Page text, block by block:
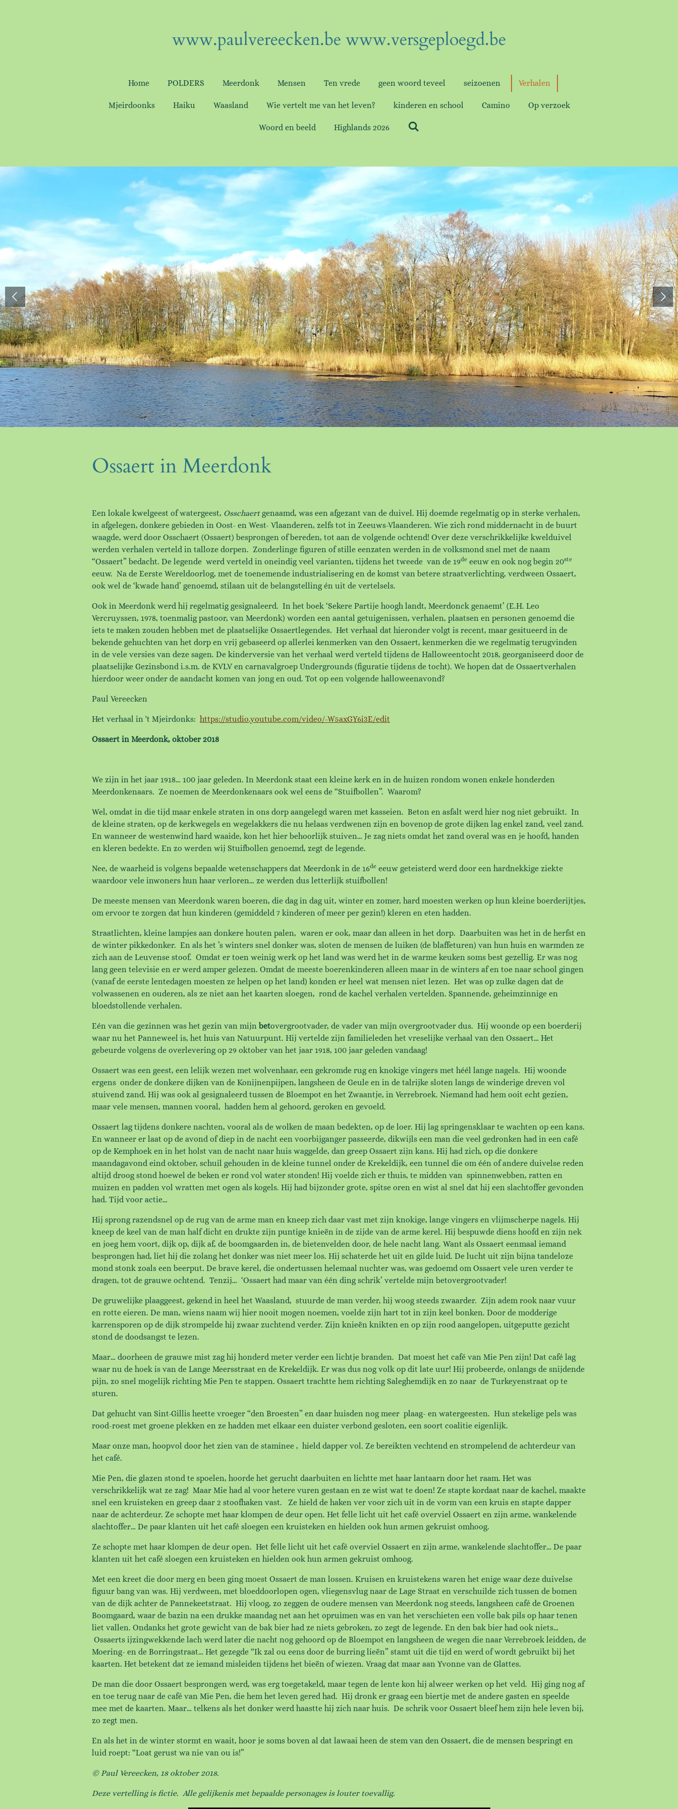
www.paulvereecken.be www.versgeploegd.be
Home POLDERS Meerdonk Mensen Ten vrede geen woord teveel seizoenen Verhalen
Mjeirdoonks Haiku Waasland Wie vertelt me van het leven? kinderen en school Camino Op verzoek
Woord en beeld Highlands 2026
Ossaert in Meerdonk
Een lokale kwelgeest of watergeest, Osschaertgenaamd, was een afgezant van de duivel. Hij doemde regelmatig op in sterke verhalen,
in afgelegen, donkere gebieden in Oost- en West- Vlaanderen, zelfs tot in Zeeuws-Vlaanderen. Wie zich rond middernacht in de buurt
waagde, werd door Osschaert (Ossaert) besprongen of bereden, tot aan de volgende ochtend! Over deze verschrikkelijke kwelduivel
werden verhalen verteld in talloze dorpen. Zonderlinge figuren of stille eenzaten werden in de volksmond snel met de naam
“Ossaert” bedacht. De legende werd verteld in oneindig veel varianten, tijdens het tweede van de 19de eeuw en ook nog begin 20ste
eeuw. Na de Eerste Wereldoorlog, met de toenemende industrialisering en de komst van betere straatverlichting, verdween Ossaert,
ook wel de ‘kwade hand’ genoemd, stilaan uit de belangstelling én uit de vertelsels.
Ook in Meerdonk werd hij regelmatig gesignaleerd. In het boek ‘Sekere Partije hoogh landt, Meerdonck genaemt’ (E.H. Leo
Vercruyssen, 1978, toenmalig pastoor, van Meerdonk) worden een aantal getuigenissen, verhalen, plaatsen en personen genoemd die
iets te maken zouden hebben met de plaatselijke Ossaertlegendes. Het verhaal dat hieronder volgt is recent, maar gesitueerd in de
bekende gehuchten van het dorp en vrij gebaseerd op allerlei kenmerken van den Ossaert, kenmerken die we regelmatig terugvinden
in de vele versies van deze sagen. De kinderversie van het verhaal werd verteld tijdens de Halloweentocht 2018, georganiseerd door de
plaatselijke Gezinsbond i.s.m. de KVLV en carnavalgroep Undergrounds (figuratie tijdens de tocht). We hopen dat de Ossaertverhalen
hierdoor weer onder de aandacht komen van jong en oud. Tot op een volgende halloweenavond?
Paul Vereecken
Het verhaal in 't Mjeirdonks: https://studio.youtube.com/video/-W5axGY6i3E/edit
Ossaert in Meerdonk, oktober 2018
We zijn in het jaar 1918… 100 jaar geleden. In Meerdonk staat een kleine kerk en in de huizen rondom wonen enkele honderden
Meerdonkenaars. Ze noemen de Meerdonkenaars ook wel eens de “Stuifbollen”. Waarom?
Wel, omdat in die tijd maar enkele straten in ons dorp aangelegd waren met kasseien. Beton en asfalt werd hier nog niet gebruikt. In
de kleine straten, op de kerkwegels en wegelakkers die nu helaas verdwenen zijn en bovenop de grote dijken lag enkel zand, veel zand.
En wanneer de westenwind hard waaide, kon het hier behoorlijk stuiven… Je zag niets omdat het zand overal was en je hoofd, handen
en kleren bedekte. En zo werden wij Stuifbollen genoemd, zegt de legende.
Nee, de waarheid is volgens bepaalde wetenschappers dat Meerdonk in de 16de eeuw geteisterd werd door een hardnekkige ziekte
waardoor vele inwoners hun haar verloren… ze werden dus letterlijk stuifbollen!
De meeste mensen van Meerdonk waren boeren, die dag in dag uit, winter en zomer, hard moesten werken op hun kleine boerderijtjes,
om ervoor te zorgen dat hun kinderen (gemiddeld 7 kinderen of meer per gezin!) kleren en eten hadden.
Straatlichten, kleine lampjes aan donkere houten palen, waren er ook, maar dan alleen in het dorp. Daarbuiten was het in de herfst en
de winter pikkedonker. En als het ’s winters snel donker was, sloten de mensen de luiken (de blaffeturen) van hun huis en warmden ze
zich aan de Leuvense stoof. Omdat er toen weinig werk op het land was werd het in de warme keuken soms best gezellig. Er was nog
lang geen televisie en er werd amper gelezen. Omdat de meeste boerenkinderen alleen maar in de winters af en toe naar school gingen
(vanaf de eerste lentedagen moesten ze helpen op het land) konden er heel wat mensen niet lezen. Het was op zulke dagen dat de
volwassenen en ouderen, als ze niet aan het kaarten sloegen, rond de kachel verhalen vertelden. Spannende, geheimzinnige en
bloedstollende verhalen.
Eén van die gezinnen was het gezin van mijn betovergrootvader, de vader van mijn overgrootvader dus. Hij woonde op een boerderij
waar nu het Panneweel is, het huis van Natuurpunt. Hij vertelde zijn familieleden het vreselijke verhaal van den Ossaert… Het
gebeurde volgens de overlevering op 29 oktober van het jaar 1918, 100 jaar geleden vandaag!
Ossaert was een geest, een lelijk wezen met wolvenhaar, een gekromde rug en knokige vingers met héél lange nagels. Hij woonde
ergens onder de donkere dijken van de Konijnenpijpen, langsheen de Geule en in de talrijke sloten langs de winderige dreven vol
stuivend zand. Hij was ook al gesignaleerd tussen de Bloempot en het Zwaantje, in Verrebroek. Niemand had hem ooit echt gezien,
maar vele mensen, mannen vooral, hadden hem al gehoord, geroken en gevoeld.
Ossaert lag tijdens donkere nachten, vooral als de wolken de maan bedekten, op de loer. Hij lag springensklaar te wachten op een kans.
En wanneer er laat op de avond of diep in de nacht een voorbijganger passeerde, dikwijls een man die veel gedronken had in een café
op de Kemphoek en in het holst van de nacht naar huis waggelde, dan greep Ossaert zijn kans. Hij had zich, op die donkere
maandagavond eind oktober, schuil gehouden in de kleine tunnel onder de Krekeldijk, een tunnel die om één of andere duivelse reden
altijd droog stond hoewel de beken er rond vol water stonden! Hij voelde zich er thuis, te midden van spinnenwebben, ratten en
muizen en padden vol wratten met ogen als kogels. Hij had bijzonder grote, spitse oren en wist al snel dat hij een slachtoffer gevonden
had. Tijd voor actie…
Hij sprong razendsnel op de rug van de arme man en kneep zich daar vast met zijn knokige, lange vingers en vlijmscherpe nagels. Hij
kneep de keel van de man half dicht en drukte zijn puntige knieën in de zijde van de arme kerel. Hij bespuwde diens hoofd en zijn nek
en joeg hem voort, dijk op, dijk af, de boomgaarden in, de bietenvelden door, de hele nacht lang. Want als Ossaert eenmaal iemand
besprongen had, liet hij die zolang het donker was niet meer los. Hij schaterde het uit en gilde luid. De lucht uit zijn bijna tandeloze
mond stonk zoals een beerput. De brave kerel, die ondertussen helemaal nuchter was, was gedoemd om Ossaert vele uren verder te
dragen, tot de grauwe ochtend. Tenzij… ‘Ossaert had maar van één ding schrik’ vertelde mijn betovergrootvader!
De gruwelijke plaaggeest, gekend in heel het Waasland, stuurde de man verder, hij woog steeds zwaarder. Zijn adem rook naar vuur
en rotte eieren. De man, wiens naam wij hier nooit mogen noemen, voelde zijn hart tot in zijn keel bonken. Door de modderige
karrensporen op de dijk strompelde hij zwaar zuchtend verder. Zijn knieën knikten en op zijn rood aangelopen, uitgeputte gezicht
stond de doodsangst te lezen.
Maar… doorheen de grauwe mist zag hij honderd meter verder een lichtje branden. Dat moest het café van Mie Pen zijn! Dat café lag
waar nu de hoek is van de Lange Meersstraat en de Krekeldijk. Er was dus nog volk op dit late uur! Hij probeerde, onlangs de snijdende
pijn, zo snel mogelijk richting Mie Pen te stappen. Ossaert trachtte hem richting Saleghemdijk en zo naar de Turkeyenstraat op te
sturen.
Dat gehucht van Sint-Gillis heette vroeger “den Broesten” en daar huisden nog meer plaag- en watergeesten. Hun stekelige pels was
rood-roest met groene plekken en ze hadden met elkaar een duister verbond gesloten, een soort coalitie eigenlijk.
Maar onze man, hoopvol door het zien van de staminee , hield dapper vol. Ze bereikten vechtend en strompelend de achterdeur van
het café.
Mie Pen, die glazen stond te spoelen, hoorde het gerucht daarbuiten en lichtte met haar lantaarn door het raam. Het was
verschrikkelijk wat ze zag! Maar Mie had al voor hetere vuren gestaan en ze wist wat te doen! Ze stapte kordaat naar de kachel, maakte
snel een kruisteken en greep daar 2 stoofhaken vast. Ze hield de haken ver voor zich uit in de vorm van een kruis en stapte dapper
naar de achterdeur. Ze schopte met haar klompen de deur open. Het felle licht uit het café overviel Ossaert en zijn arme, wankelende
slachtoffer… De paar klanten uit het café sloegen een kruisteken en hielden ook hun armen gekruist omhoog.
Ze schopte met haar klompen de deur open. Het felle licht uit het café overviel Ossaert en zijn arme, wankelende slachtoffer… De paar
klanten uit het café sloegen een kruisteken en hielden ook hun armen gekruist omhoog.
Met een kreet die door merg en been ging moest Ossaert de man lossen. Kruisen en kruistekens waren het enige waar deze duivelse
figuur bang van was. Hij verdween, met bloeddoorlopen ogen, vliegensvlug naar de Lage Straat en verschuilde zich tussen de bomen
van de dijk achter de Pannekeetstraat. Hij vloog, zo zeggen de oudere mensen van Meerdonk nog steeds, langsheen café de Groenen
Boomgaard, waar de bazin na een drukke maandag net aan het opruimen was en van het verschieten een volle bak pils op haar tenen
liet vallen. Ondanks het grote gewicht van de bak bier had ze niets gebroken, zo zegt de legende. En den bak bier had ook niets…
Ossaerts ijzingwekkende lach werd later die nacht nog gehoord op de Bloempot en langsheen de wegen die naar Verrebroek leidden, de
Moering- en de Borringstraat… Het gezegde “Ik zal ou eens door de burring lieën” stamt uit die tijd en werd of wordt gebruikt bij het
kaarten. Het betekent dat ze iemand misleiden tijdens het bieën of wiezen. Vraag dat maar aan Yvonne van de Glattes.
De man die door Ossaert besprongen werd, was erg toegetakeld, maar tegen de lente kon hij alweer werken op het veld. Hij ging nog af
en toe terug naar de café van Mie Pen, die hem het leven gered had. Hij dronk er graag een biertje met de andere gasten en speelde
mee met de kaarten. Maar… telkens als het donker werd haastte hij zich naar huis. De schrik voor Ossaert bleef hem zijn hele leven bij,
zo zegt men.
En als het in de winter stormt en waait, hoor je soms boven al dat lawaai heen de stem van den Ossaert, die de mensen bespringt en
luid roept: “Loat gerust wa nie van ou is!”
©Paul Vereecken, 18 oktober 2018.
Deze vertelling is fictie. Alle gelijkenis met bepaalde personages is louter toevallig.